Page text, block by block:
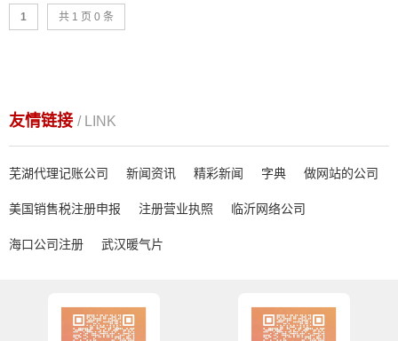
1 共 1 页 0 条
友情链接 / LINK
芜湖代理记账公司 新闻资讯 精彩新闻 字典 做网站的公司
美国销售税注册申报 注册营业执照 临沂网络公司
海口公司注册 武汉暖气片